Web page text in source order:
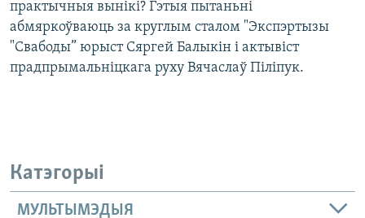
практычныя вынікі? Гэтыя пытаньні
абмяркоўваюць за круглым сталом "Экспэртызы
"Свабоды” юрыст Сяргей Балыкін і актывіст
прадпрымальніцкага руху Вячаслаў Піліпук.
Катэгорыі
МУЛЬТЫМЭДЫЯ